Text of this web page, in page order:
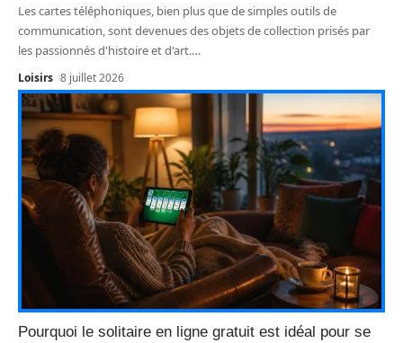
Les cartes téléphoniques, bien plus que de simples outils de
communication, sont devenues des objets de collection prisés par
les passionnés d'histoire et d'art.…
Loisirs 8 juillet 2026
Pourquoi le solitaire en ligne gratuit est idéal pour se